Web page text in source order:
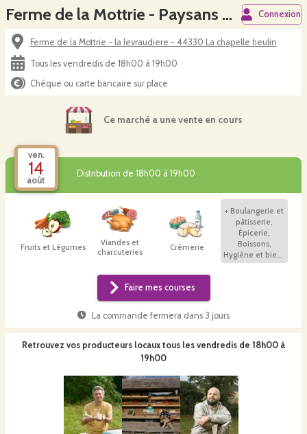
Ferme de la Mottrie - Paysans du Vignoble Connexion
Ferme de la Mottrie - la levraudiere - 44330 La chapelle heulin
Tous les vendredis de 18h00 à 19h00
Chèque ou carte bancaire sur place
Ce marché a une vente en cours
ven.
14
août
Distribution de 18h00 à 19h00
Fruits et Légumes
Viandes et
charcuteries
Crèmerie
+ Boulangerie et
pâtisserie,
Épicerie,
Boissons,
Hygiène et bien-
être, Plants et
Faire mes courses
La commande fermera dans 3 jours
Retrouvez vos producteurs locaux tous les vendredis de 18h00 à
19h00